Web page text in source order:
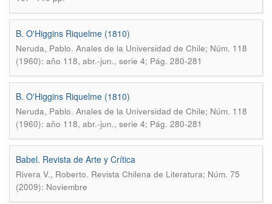
B. O'Higgins Riquelme (1810)
Neruda, Pablo. Anales de la Universidad de Chile; Núm. 118
(1960): año 118, abr.-jun., serie 4; Pág. 280-281
B. O'Higgins Riquelme (1810)
Neruda, Pablo. Anales de la Universidad de Chile; Núm. 118
(1960): año 118, abr.-jun., serie 4; Pág. 280-281
Babel. Revista de Arte y Crítica
Rivera V., Roberto. Revista Chilena de Literatura; Núm. 75
(2009): Noviembre